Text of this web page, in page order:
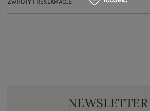
ZWROTY I REKLAMACJE
NEWSLETTER